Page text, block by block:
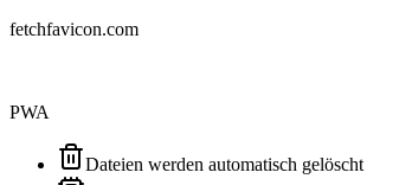
fetchfavicon.com
PWA
Dateien werden automatisch gelöscht